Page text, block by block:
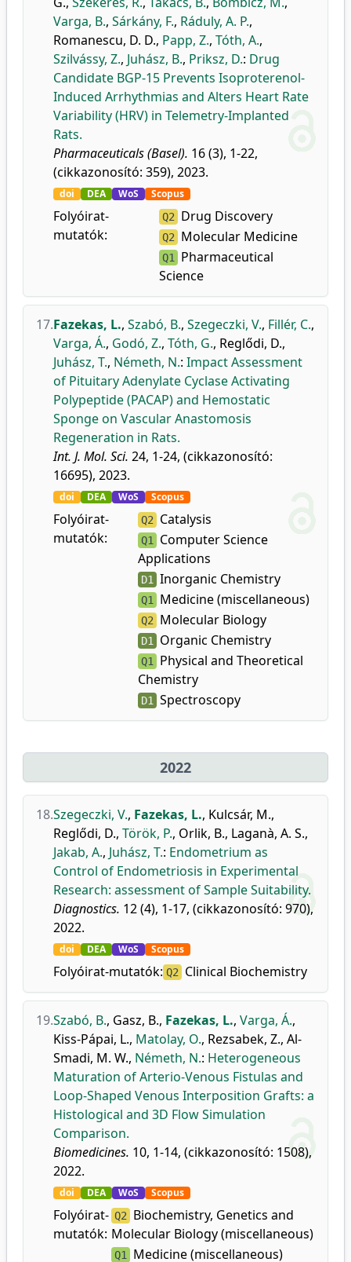
Varga, B., Sárkány, F., Ráduly, A. P.,
Romanescu, D. D., Papp, Z., Tóth, A.,
Szilvássy, Z., Juhász, B., Priksz, D.: Drug
Candidate BGP-15 Prevents Isoproterenol-
Induced Arrhythmias and Alters Heart Rate
Variability (HRV) in Telemetry-Implanted
Rats.
Pharmaceuticals (Basel). 16 (3), 1-22,
(cikkazonosító: 359), 2023.
doi DEA WoS Scopus
Folyóirat-
mutatók:
Q2 Drug Discovery
Q2 Molecular Medicine
Q1 Pharmaceutical
Science
17.Fazekas, L., Szabó, B., Szegeczki, V., Fillér, C.,
Varga, Á., Godó, Z., Tóth, G., Reglődi, D.,
Juhász, T., Németh, N.: Impact Assessment
of Pituitary Adenylate Cyclase Activating
Polypeptide (PACAP) and Hemostatic
Sponge on Vascular Anastomosis
Regeneration in Rats.
Int. J. Mol. Sci. 24, 1-24, (cikkazonosító:
16695), 2023.
doi DEA WoS Scopus
Folyóirat-
mutatók:
Q2 Catalysis
Q1
Computer Science
Applications
D1 Inorganic Chemistry
Q1 Medicine (miscellaneous)
Q2 Molecular Biology
D1 Organic Chemistry
Q1
Physical and Theoretical
Chemistry
D1 Spectroscopy
2022
18.Szegeczki, V., Fazekas, L., Kulcsár, M.,
Reglődi, D., Török, P., Orlik, B., Laganà, A. S.,
Jakab, A., Juhász, T.: Endometrium as
Control of Endometriosis in Experimental
Research: assessment of Sample Suitability.
Diagnostics. 12 (4), 1-17, (cikkazonosító: 970),
2022.
doi DEA WoS Scopus
Folyóirat-mutatók: Q2 Clinical Biochemistry
19.Szabó, B., Gasz, B., Fazekas, L., Varga, Á.,
Kiss-Pápai, L., Matolay, O., Rezsabek, Z., Al-
Smadi, M. W., Németh, N.: Heterogeneous
Maturation of Arterio-Venous Fistulas and
Loop-Shaped Venous Interposition Grafts: a
Histological and 3D Flow Simulation
Comparison.
Biomedicines. 10, 1-14, (cikkazonosító: 1508),
2022.
doi DEA WoS Scopus
Folyóirat-
mutatók:
Q2 Biochemistry, Genetics and
Molecular Biology (miscellaneous)
Q1 Medicine (miscellaneous)